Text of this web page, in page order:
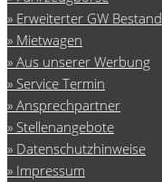
Erweiterter GW Bestand
Mietwagen
Aus unserer Werbung
Service Termin
Ansprechpartner
Stellenangebote
Datenschutzhinweise
Impressum